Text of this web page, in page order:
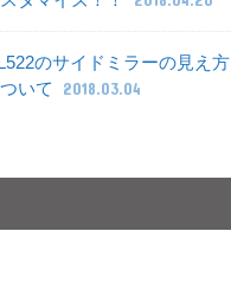
のサイドミラーの見え方
いて
2018.03.04